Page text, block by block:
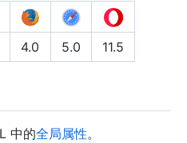
4.0 5.0 11.5
中的全局属性。